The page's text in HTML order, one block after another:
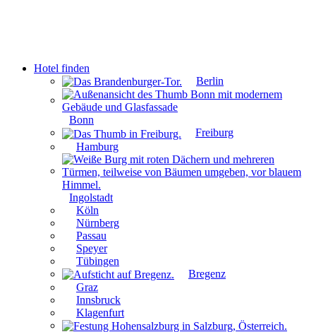
Hotel finden
Berlin
Bonn
Freiburg
Hamburg
Ingolstadt
Köln
Nürnberg
Passau
Speyer
Tübingen
Bregenz
Graz
Innsbruck
Klagenfurt